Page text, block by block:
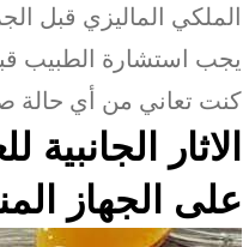
الملكي الماليزي قبل
يجب استشارة الطبيب
كنت تعاني من أي حالة
الاثار
على الجهاز